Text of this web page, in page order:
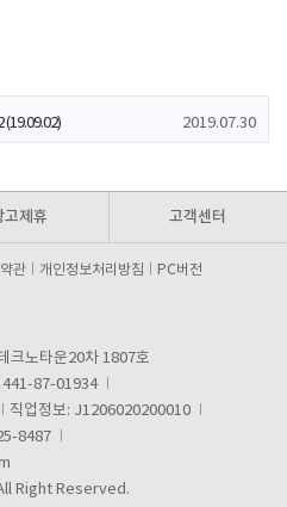
2019.07.30
고제휴 고객센터
관 개인정보처리방침 PC버전
크노타운20차 1807호
441-87-01934
직업정보: J1206020200010
8487
Right Reserved.